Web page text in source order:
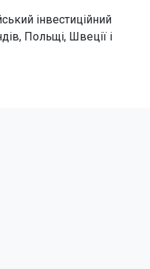
інвестиційний
Польщі, Швеції і